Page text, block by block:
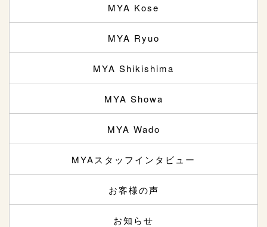
MYA Kose
MYA Ryuo
MYA Shikishima
MYA Showa
MYA Wado
MYAスタッフインタビュー
お客様の声
お知らせ